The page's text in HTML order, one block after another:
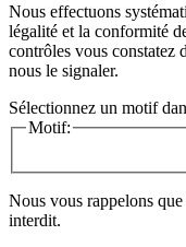
Nous effectuons
légalité et la conformité
contrôles vous constatez
nous le signaler.
Sélectionnez un motif
Motif:
Nous vous rappelons
interdit.